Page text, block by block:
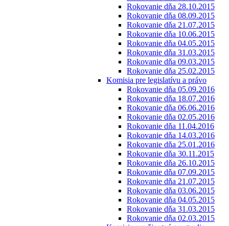
Rokovanie dňa 28.10.2015
Rokovanie dňa 08.09.2015
Rokovanie dňa 21.07.2015
Rokovanie dňa 10.06.2015
Rokovanie dňa 04.05.2015
Rokovanie dňa 31.03.2015
Rokovanie dňa 09.03.2015
Rokovanie dňa 25.02.2015
Komisia pre legislatívu a právo
Rokovanie dňa 05.09.2016
Rokovanie dňa 18.07.2016
Rokovanie dňa 06.06.2016
Rokovanie dňa 02.05.2016
Rokovanie dňa 11.04.2016
Rokovanie dňa 14.03.2016
Rokovanie dňa 25.01.2016
Rokovanie dňa 30.11.2015
Rokovanie dňa 26.10.2015
Rokovanie dňa 07.09.2015
Rokovanie dňa 21.07.2015
Rokovanie dňa 03.06.2015
Rokovanie dňa 04.05.2015
Rokovanie dňa 31.03.2015
Rokovanie dňa 02.03.2015